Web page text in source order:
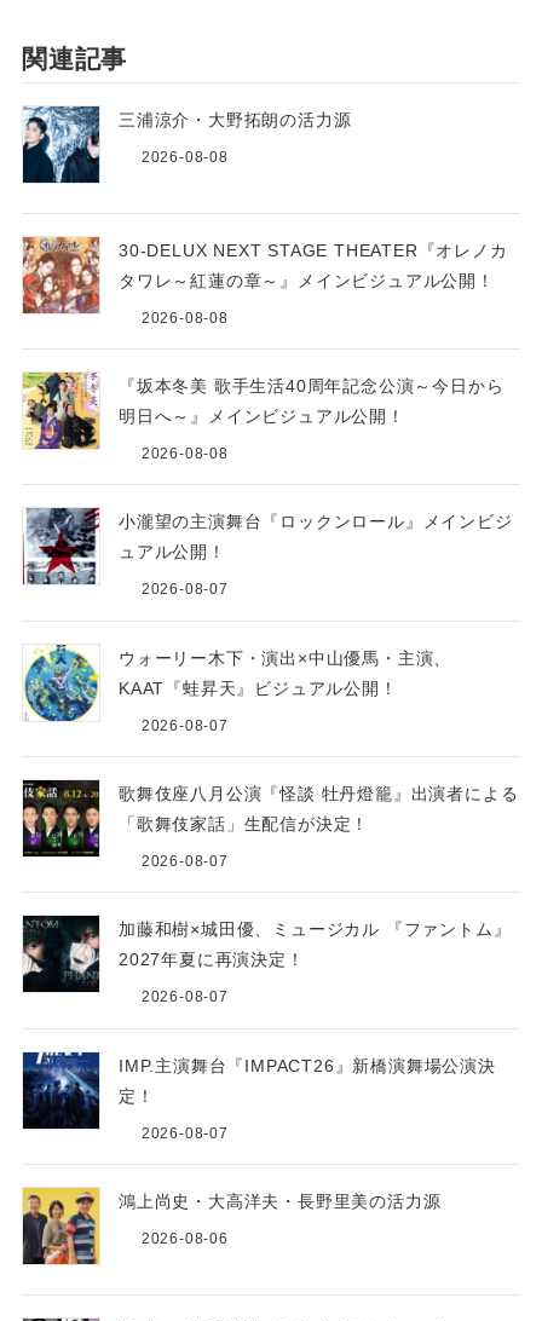
関連記事
三浦涼介・大野拓朗の活力源
2026-08-08
30-DELUX NEXT STAGE THEATER『オレノカ
タワレ～紅蓮の章～』メインビジュアル公開！
2026-08-08
『坂本冬美 歌手生活40周年記念公演～今日から
明日へ～』メインビジュアル公開！
2026-08-08
小瀧望の主演舞台『ロックンロール』メインビジ
ュアル公開！
2026-08-07
ウォーリー木下・演出×中山優馬・主演、
KAAT『蛙昇天』ビジュアル公開！
2026-08-07
歌舞伎座八月公演『怪談 牡丹燈籠』出演者による
「歌舞伎家話」生配信が決定！
2026-08-07
加藤和樹×城田優、ミュージカル 『ファントム』
2027年夏に再演決定！
2026-08-07
IMP.主演舞台『IMPACT26』新橋演舞場公演決
定！
2026-08-07
鴻上尚史・大高洋夫・長野里美の活力源
2026-08-06